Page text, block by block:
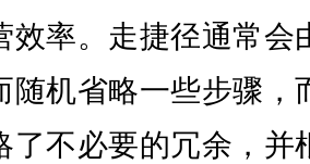
效率。走捷径通常会
随机省略一些步骤，
了不必要的冗余，并